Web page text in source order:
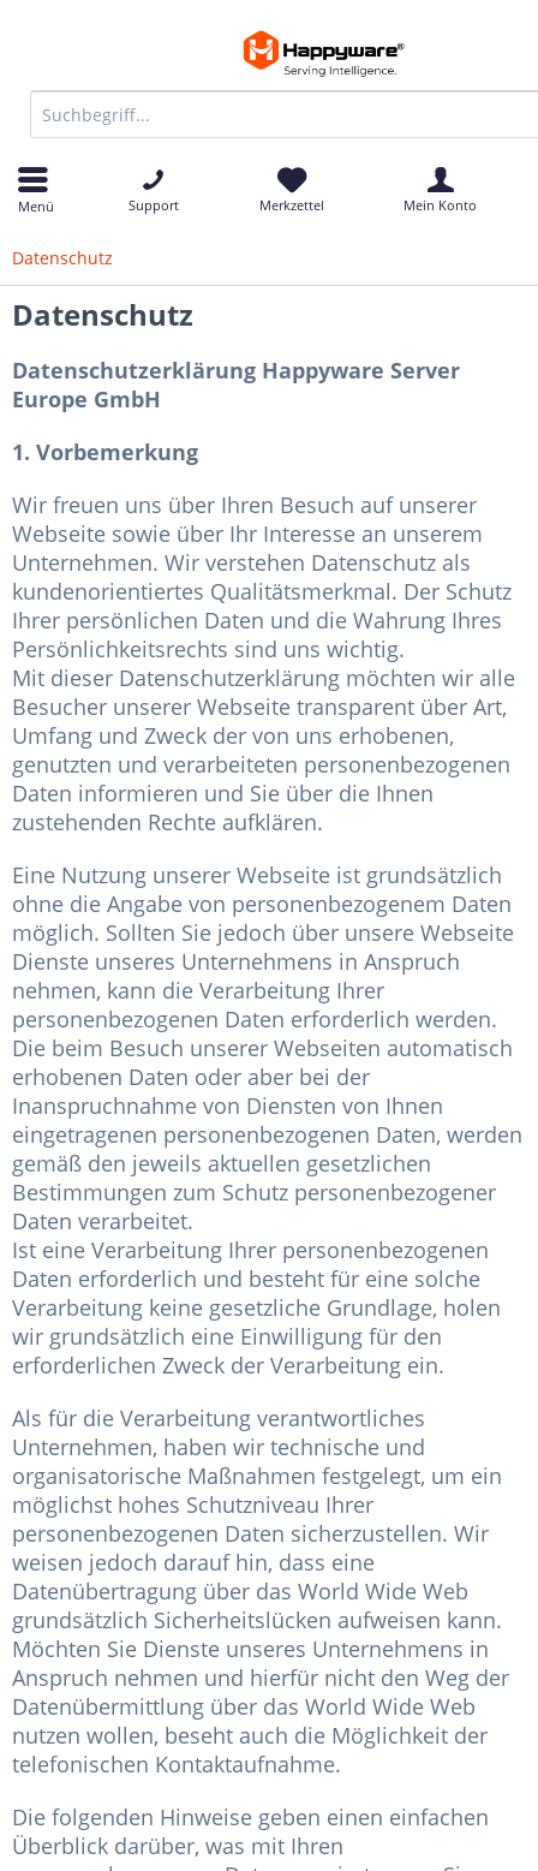
Menü Support Merkzettel Mein Konto
Datenschutz
Datenschutz
Datenschutzerklärung Happyware Server
Europe GmbH
1. Vorbemerkung
Wir freuen uns über Ihren Besuch auf unserer
Webseite sowie über Ihr Interesse an unserem
Unternehmen. Wir verstehen Datenschutz als
kundenorientiertes Qualitätsmerkmal. Der Schutz
Ihrer persönlichen Daten und die Wahrung Ihres
Persönlichkeitsrechts sind uns wichtig.
Mit dieser Datenschutzerklärung möchten wir alle
Besucher unserer Webseite transparent über Art,
Umfang und Zweck der von uns erhobenen,
genutzten und verarbeiteten personenbezogenen
Daten informieren und Sie über die Ihnen
zustehenden Rechte aufklären.
Eine Nutzung unserer Webseite ist grundsätzlich
ohne die Angabe von personenbezogenem Daten
möglich. Sollten Sie jedoch über unsere Webseite
Dienste unseres Unternehmens in Anspruch
nehmen, kann die Verarbeitung Ihrer
personenbezogenen Daten erforderlich werden.
Die beim Besuch unserer Webseiten automatisch
erhobenen Daten oder aber bei der
Inanspruchnahme von Diensten von Ihnen
eingetragenen personenbezogenen Daten, werden
gemäß den jeweils aktuellen gesetzlichen
Bestimmungen zum Schutz personenbezogener
Daten verarbeitet.
Ist eine Verarbeitung Ihrer personenbezogenen
Daten erforderlich und besteht für eine solche
Verarbeitung keine gesetzliche Grundlage, holen
wir grundsätzlich eine Einwilligung für den
erforderlichen Zweck der Verarbeitung ein.
Als für die Verarbeitung verantwortliches
Unternehmen, haben wir technische und
organisatorische Maßnahmen festgelegt, um ein
möglichst hohes Schutzniveau Ihrer
personenbezogenen Daten sicherzustellen. Wir
weisen jedoch darauf hin, dass eine
Datenübertragung über das World Wide Web
grundsätzlich Sicherheitslücken aufweisen kann.
Möchten Sie Dienste unseres Unternehmens in
Anspruch nehmen und hierfür nicht den Weg der
Datenübermittlung über das World Wide Web
nutzen wollen, beseht auch die Möglichkeit der
telefonischen Kontaktaufnahme.
Die folgenden Hinweise geben einen einfachen
Überblick darüber, was mit Ihren